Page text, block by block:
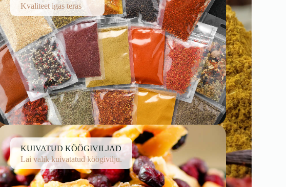
Kvaliteet igas teras
KUIVATUD KÖÖGIVILJAD
Lai valik kuivatatud köögivilju.